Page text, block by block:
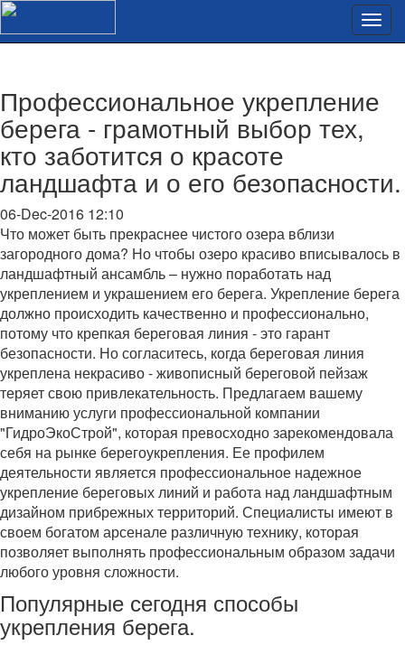
Профессиональное укрепление
берега - грамотный выбор тех,
кто заботится о красоте
ландшафта и о его безопасности.
06-Dec-2016 12:10
Что может быть прекраснее чистого озера вблизи
загородного дома? Но чтобы озеро красиво вписывалось в
ландшафтный ансамбль – нужно поработать над
укреплением и украшением его берега. Укрепление берега
должно происходить качественно и профессионально,
потому что крепкая береговая линия - это гарант
безопасности. Но согласитесь, когда береговая линия
укреплена некрасиво - живописный береговой пейзаж
теряет свою привлекательность. Предлагаем вашему
вниманию услуги профессиональной компании
"ГидроЭкоСтрой", которая превосходно зарекомендовала
себя на рынке берегоукрепления. Ее профилем
деятельности является профессиональное надежное
укрепление береговых линий и работа над ландшафтным
дизайном прибрежных территорий. Специалисты имеют в
своем богатом арсенале различную технику, которая
позволяет выполнять профессиональным образом задачи
любого уровня сложности.
Популярные сегодня способы
укрепления берега.